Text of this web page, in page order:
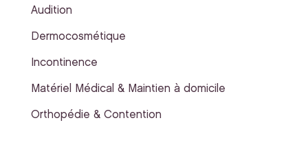
Audition
Dermocosmétique
Incontinence
Matériel Médical & Maintien à domicile
Orthopédie & Contention